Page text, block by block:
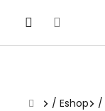
Domov
/ Eshop /